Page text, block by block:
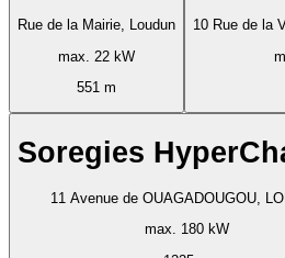
Rue de la Mairie, Loudun
max. 22 kW
551 m
10 Rue de la
Soregies
11 Avenue de OUAGADOUGOU,
max. 180 kW